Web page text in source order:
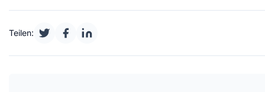
Teilen: